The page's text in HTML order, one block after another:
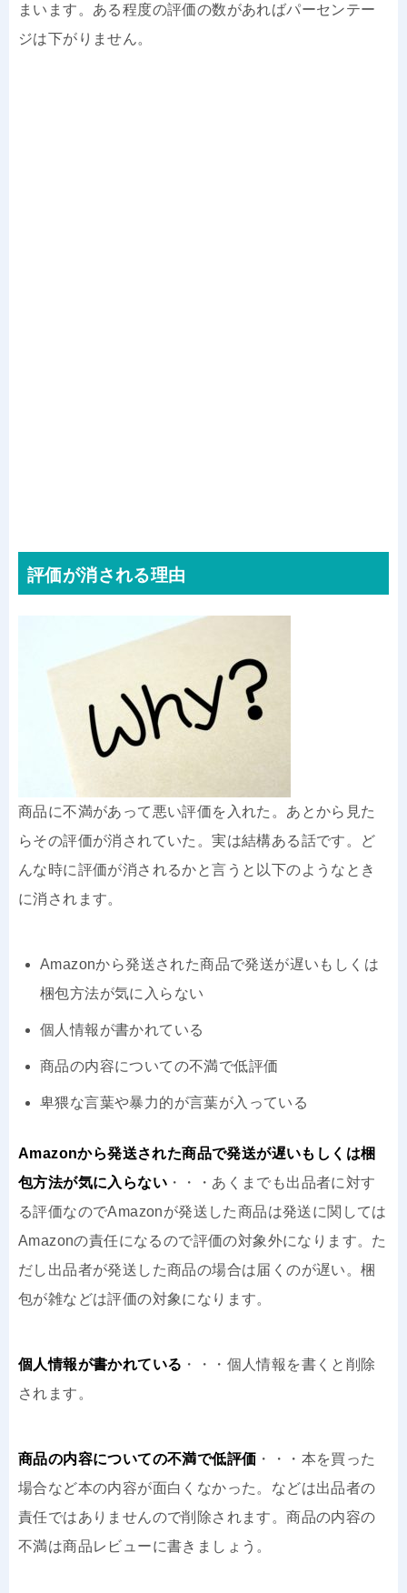
まいます。ある程度の評価の数があればパーセンテー
ジは下がりません。
評価が消される理由
商品に不満があって悪い評価を入れた。あとから見た
らその評価が消されていた。実は結構ある話です。ど
んな時に評価が消されるかと言うと以下のようなとき
に消されます。
Amazonから発送された商品で発送が遅いもしくは
梱包方法が気に入らない
個人情報が書かれている
商品の内容についての不満で低評価
卑猥な言葉や暴力的が言葉が入っている
Amazonから発送された商品で発送が遅いもしくは梱
包方法が気に入らない ・・・あくまでも出品者に対す
る評価なのでAmazonが発送した商品は発送に関しては
Amazonの責任になるので評価の対象外になります。た
だし出品者が発送した商品の場合は届くのが遅い。梱
包が雑などは評価の対象になります。
個人情報が書かれている ・・・個人情報を書くと削除
されます。
商品の内容についての不満で低評価 ・・・本を買った
場合など本の内容が面白くなかった。などは出品者の
責任ではありませんので削除されます。商品の内容の
不満は商品レビューに書きましょう。